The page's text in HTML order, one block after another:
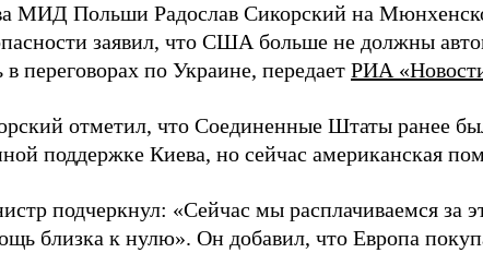
МИД Польши Радослав Сикорский на
заявил, что США больше не должны
в переговорах по Украине, передает РИА
отметил, что Соединенные Штаты ранее
поддержке Киева, но сейчас американская
подчеркнул: «Сейчас мы расплачиваемся за
близка к нулю». Он добавил, что Европа